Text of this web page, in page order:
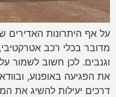
על אף היתרונות האדירים
מדובר בכלי רכב
וגנבים. לכן חשוב לשמור
את הפגיעה באופנוע,
דרכים יעילות להשיג את